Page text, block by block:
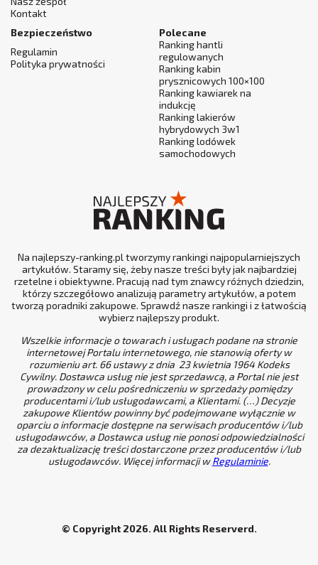
Kontakt
Bezpieczeństwo
Regulamin
Polityka prywatności
Polecane
Ranking hantli
regulowanych
Ranking kabin
prysznicowych 100×100
Ranking kawiarek na
indukcję
Ranking lakierów
hybrydowych 3w1
Ranking lodówek
samochodowych
Na najlepszy-ranking.pl tworzymy rankingi najpopularniejszych
artykułów. Staramy się, żeby nasze treści były jak najbardziej
rzetelne i obiektywne. Pracują nad tym znawcy różnych dziedzin,
którzy szczegółowo analizują parametry artykułów, a potem
tworzą poradniki zakupowe. Sprawdź nasze rankingi i z łatwością
wybierz najlepszy produkt.
Wszelkie informacje o towarach i usługach podane na stronie
internetowej Portalu internetowego, nie stanowią oferty w
rozumieniu art. 66 ustawy z dnia 23 kwietnia 1964 Kodeks
Cywilny. Dostawca usług nie jest sprzedawcą, a Portal nie jest
prowadzony w celu pośredniczeniu w sprzedaży pomiędzy
producentami i/lub usługodawcami, a Klientami. (…) Decyzje
zakupowe Klientów powinny być podejmowane wyłącznie w
oparciu o informacje dostępne na serwisach producentów i/lub
usługodawców, a Dostawca usług nie ponosi odpowiedzialności
za dezaktualizację treści dostarczone przez producentów i/lub
usługodawców. Więcej informacji wRegulaminie.
© Copyright 2026. All Rights Reserverd.